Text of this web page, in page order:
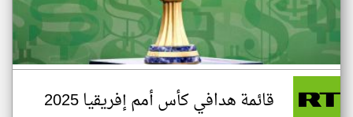
قائمة هدافي كأس أمم إفريقيا 2025